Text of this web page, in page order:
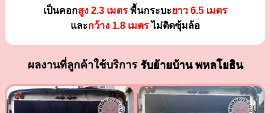
เป็นคอกสูง 2.3 เมตรพื้นกระบะยาว 6.5 เมตร
และกว้าง 1.8 เมตรไม่ติดซุ้มล้อ
ผลงานที่ลูกค้าใช้บริการ รับย้ายบ้าน พหลโยธิน